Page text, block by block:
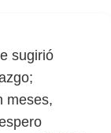
sugirió
meses,